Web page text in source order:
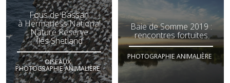
Fous de Bassan
à Hermaness National
Nature Reserve
Îles Shetland
OISEAUX
PHOTOGRAPHIE ANIMALIÈRE
Baie de Somme 2019 :
rencontres fortuites
PHOTOGRAPHIE ANIMALIÈRE